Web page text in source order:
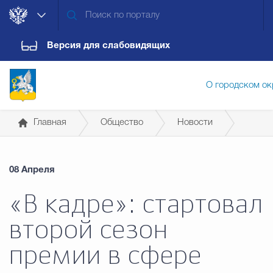
Версия для слабовидящих
О городском
Новости Обращения граждан
Главная Общество Новости
08 Апреля
«В кадре»: стартовал
второй сезон
премии в сфере